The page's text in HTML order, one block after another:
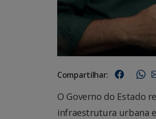
Compartilhar:
O Governo do Estado
infraestrutura urbana